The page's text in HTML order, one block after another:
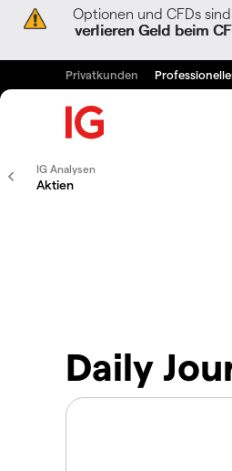
Optionen und CFDs
verlieren Geld beim
Privatkunden
IG Analysen
Aktien
Daily